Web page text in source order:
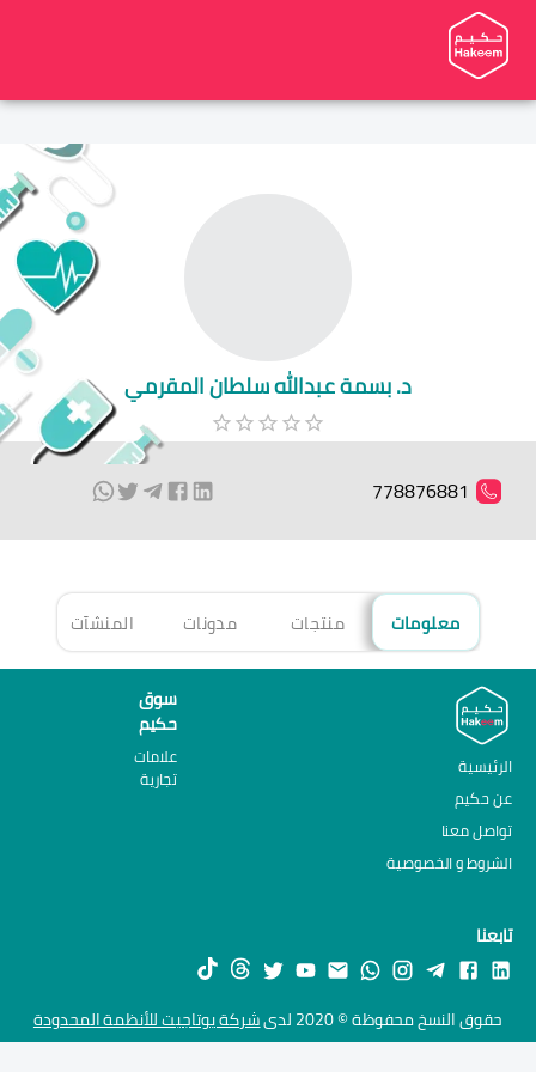
د. بسمة عبدالله سلطان المقرمي
778876881
معلومات منتجات مدونات المنشآت
الرئيسية
عن حكيم
تواصل معنا
الشروط و الخصوصية
سوق
حكيم
علامات
تجارية
تابعنا
حقوق النسخ محفوظة © 2020 لدى شركة يوتاجيت للأنظمة المحدودة